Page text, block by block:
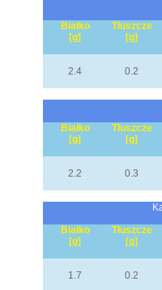
Białko
[g]
Tłuszcze
[g]
2.4 0.2
Białko
[g]
Tłuszcze
[g]
2.2 0.3
Białko
[g]
Tłuszcze
[g]
1.7 0.2